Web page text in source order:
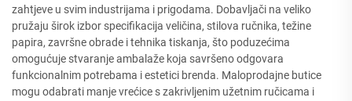
zahtjeve u svim industrijama i prigodama. Dobavljači na veliko
pružaju širok izbor specifikacija veličina, stilova ručnika, težine
papira, završne obrade i tehnika tiskanja, što poduzećima
omogućuje stvaranje ambalaže koja savršeno odgovara
funkcionalnim potrebama i estetici brenda. Maloprodajne butice
mogu odabrati manje vrećice s zakrivljenim užetnim ručicama i